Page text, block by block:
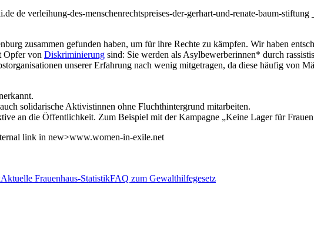
de verleihung-des-menschenrechtspreises-der-gerhart-und-renate-baum-
zusammen gefunden haben, um für ihre Rechte zu kämpfen. Wir haben
Opfer von Diskriminierung sind: Sie werden als Asylbewerberinnen* durch
unserer Erfahrung nach wenig mitgetragen, da diese häufig von
solidarische Aktivistinnen ohne Fluchthintergrund mitarbeiten.
an die Öffentlichkeit. Zum Beispiel mit der Kampagne „Keine Lager für
link in new>www.women-in-exile.net
Aktuelle Frauenhaus-StatistikFAQ zum Gewalthilfegesetz